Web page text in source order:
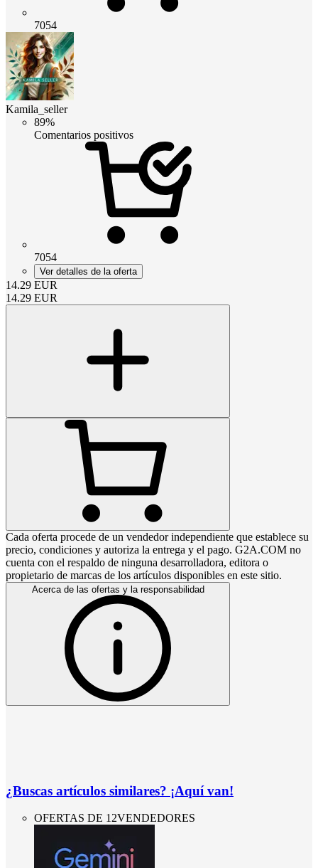
7054
Kamila_seller
89%
Comentarios positivos
7054
Ver detalles de la oferta
14.29 EUR
14.29 EUR
Cada oferta procede de un vendedor independiente que establece su
precio, condiciones y autoriza la entrega y el pago. G2A.COM no
cuenta con el respaldo de ninguna desarrolladora, editora o
propietario de marcas de los artículos disponibles en este sitio.
Acerca de las ofertas y la responsabilidad
¿Buscas artículos similares? ¡Aquí van!
OFERTAS DE 12VENDEDORES